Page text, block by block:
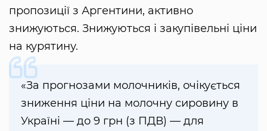
пропозиції з Аргентини, активно
знижуються. Знижуються і закупівельні ціни
на курятину.
«За прогнозами молочників, очікується
зниження ціни на молочну сировину в
Україні — до 9 грн (з ПДВ) — для